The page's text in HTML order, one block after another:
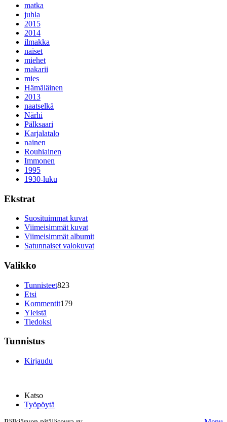
matka
juhla
2015
2014
ilmakka
naiset
miehet
makarii
mies
Hämäläinen
2013
naatselkä
Närhi
Pälksaari
Karjalatalo
nainen
Rouhiainen
Immonen
1995
1930-luku
Ekstrat
Suosituimmat kuvat
Viimeisimmät kuvat
Viimeisimmät albumit
Satunnaiset valokuvat
Valikko
Tunnisteet823
Etsi
Kommentit179
Yleistä
Tiedoksi
Tunnistus
Kirjaudu
Katso
Työpöytä